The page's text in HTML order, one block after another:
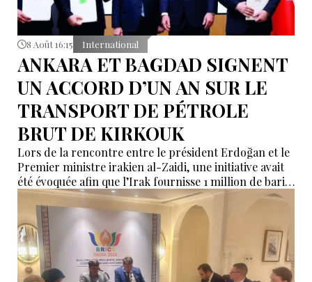
8 Août 16:15 International
ANKARA ET BAGDAD SIGNENT
UN ACCORD D’UN AN SUR LE
TRANSPORT DE PÉTROLE
BRUT DE KIRKOUK
Lors de la rencontre entre le président Erdoğan et le
Premier ministre irakien al-Zaidi, une initiative avait
été évoquée afin que l’Irak fournisse 1 million de barils
de pétrole brut nécessaires aux raffineries turques.